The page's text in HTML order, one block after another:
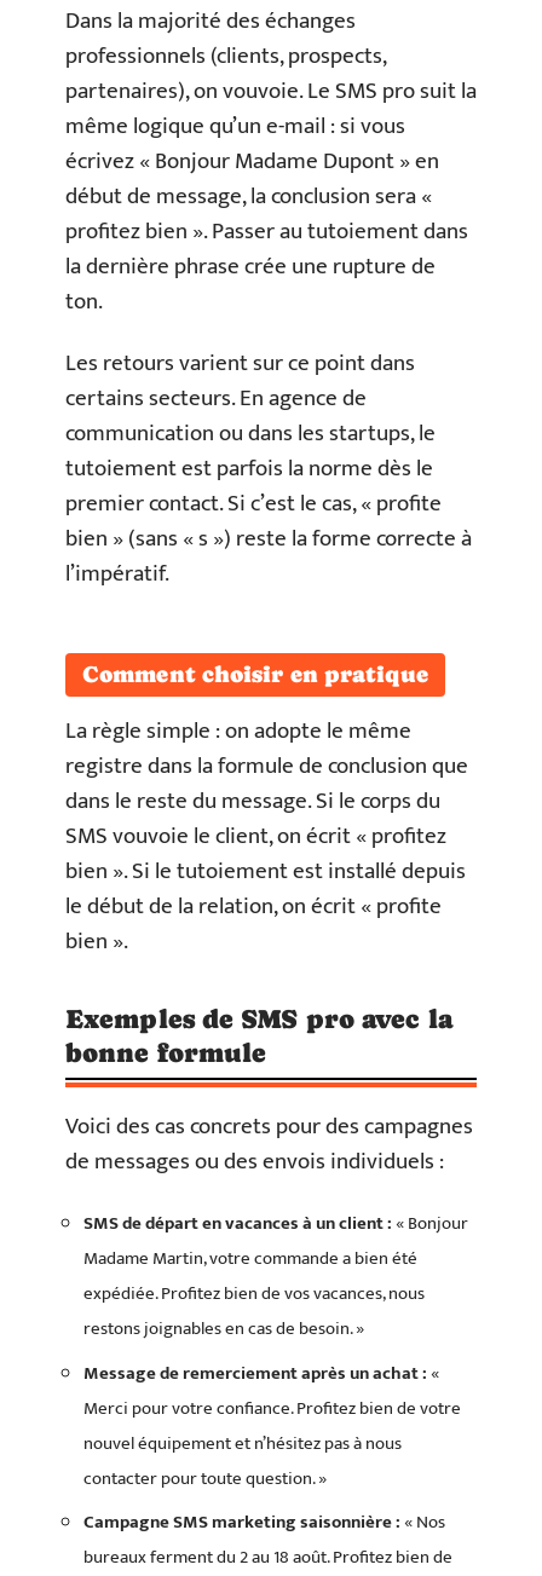
Dans la majorité des échanges
professionnels (clients, prospects,
partenaires), on vouvoie. Le SMS pro suit la
même logique qu’un e-mail : si vous
écrivez « Bonjour Madame Dupont » en
début de message, la conclusion sera «
profitez bien ». Passer au tutoiement dans
la dernière phrase crée une rupture de
ton.
Les retours varient sur ce point dans
certains secteurs. En agence de
communication ou dans les startups, le
tutoiement est parfois la norme dès le
premier contact. Si c’est le cas, « profite
bien » (sans « s ») reste la forme correcte à
l’impératif.
Comment choisir en pratique
La règle simple : on adopte le même
registre dans la formule de conclusion que
dans le reste du message. Si le corps du
SMS vouvoie le client, on écrit « profitez
bien ». Si le tutoiement est installé depuis
le début de la relation, on écrit « profite
bien ».
Exemples de SMS pro avec la
bonne formule
Voici des cas concrets pour des campagnes
de messages ou des envois individuels :
SMS de départ en vacances à un client :« Bonjour
Madame Martin, votre commande a bien été
expédiée. Profitez bien de vos vacances, nous
restons joignables en cas de besoin. »
Message de remerciement après un achat :«
Merci pour votre confiance. Profitez bien de votre
nouvel équipement et n’hésitez pas à nous
contacter pour toute question. »
Campagne SMS marketing saisonnière :« Nos
bureaux ferment du 2 au 18 août. Profitez bien de